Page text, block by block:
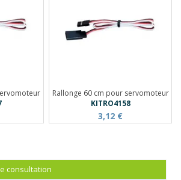
Rallonge 60 cm pour servomoteur
KITRO4158
3,12 €
consultation